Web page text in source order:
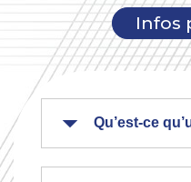
Infos
Qu’est-ce